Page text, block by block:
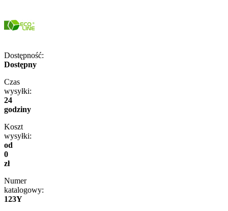
Dostępność:
Dostępny
Czas
wysyłki:
24
godziny
Koszt
wysyłki:
od
0
zł
Numer
katalogowy:
123Y